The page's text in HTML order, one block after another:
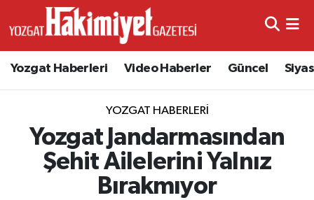
Yozgat Haberleri Video Haberler Güncel
YOZGAT HABERLERI
Yozgat Jandarmasından
Şehit Ailelerini Yalnız
Bırakmıyor